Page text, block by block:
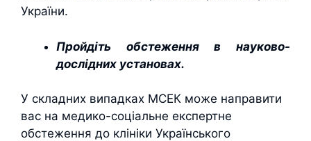
України.
Пройдіть обстеження в науково-
дослідних установах.
У складних випадках МСЕК може направити
вас на медико-соціальне експертне
обстеження до клініки Українського